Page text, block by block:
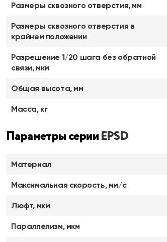
Размеры сквозного отверстия, мм
Размеры сквозного отверстия в
крайнем положении
Разрешение 1/20 шага без обратной
связи, мкм
Общая высота, мм
Масса, кг
Параметры серииEPSD
Материал
Максимальная скорость, мм/с
Люфт, мкм
Параллелизм, мкм